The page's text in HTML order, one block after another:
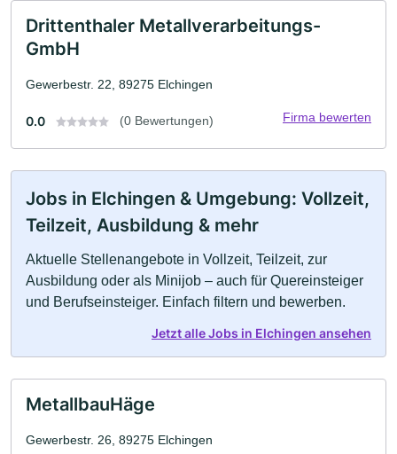
Drittenthaler Metallverarbeitungs-
GmbH
Gewerbestr. 22, 89275 Elchingen
0.0 (0 Bewertungen) Firma bewerten
Jobs in Elchingen & Umgebung: Vollzeit,
Teilzeit, Ausbildung & mehr
Aktuelle Stellenangebote in Vollzeit, Teilzeit, zur
Ausbildung oder als Minijob – auch für Quereinsteiger
und Berufseinsteiger. Einfach filtern und bewerben.
Jetzt alle Jobs in Elchingen ansehen
MetallbauHäge
Gewerbestr. 26, 89275 Elchingen